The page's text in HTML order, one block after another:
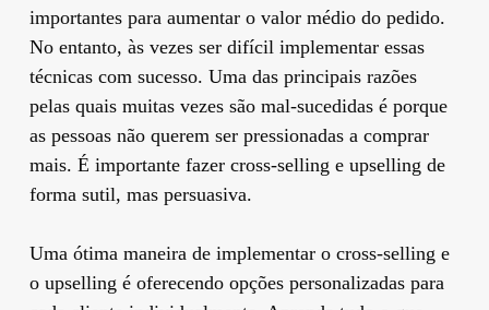
importantes para aumentar o valor médio do pedido.
No entanto, às vezes ser difícil implementar essas
técnicas com sucesso. Uma das principais razões
pelas quais muitas vezes são mal-sucedidas é porque
as pessoas não querem ser pressionadas a comprar
mais. É importante fazer cross-selling e upselling de
forma sutil, mas persuasiva.
Uma ótima maneira de implementar o cross-selling e
o upselling é oferecendo opções personalizadas para